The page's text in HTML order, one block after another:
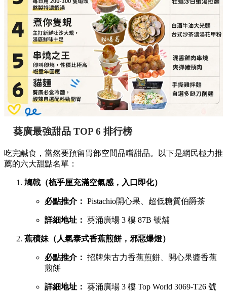
葵廣最強甜品 TOP 6 排行榜
吃完鹹食，當然要預留胃部空間品嚐甜品。以下是網民極力推
薦的六大甜點名單：
鳩戟（梳乎厘充滿空氣感，入口即化）
必點推介： Pistachio開心果、超低糖質伯爵茶
詳細地址： 葵涌廣場 3 樓 87B 號舖
蕉積妹（人氣泰式香蕉煎餅，邪惡爆燈）
必點推介： 招牌朱古力香蕉煎餅、開心果醬香蕉
煎餅
詳細地址： 葵涌廣場 3 樓 Top World 3069-T26 號